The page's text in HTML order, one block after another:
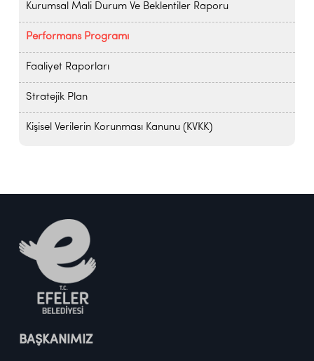
Kurumsal Mali Durum Ve Beklentiler Raporu
Performans Programı
Faaliyet Raporları
Stratejik Plan
Kişisel Verilerin Korunması Kanunu (KVKK)
BAŞKANIMIZ